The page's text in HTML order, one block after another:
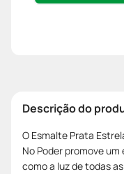
Descrição do
O Esmalte Prata
No Poder promove
como a luz de todas